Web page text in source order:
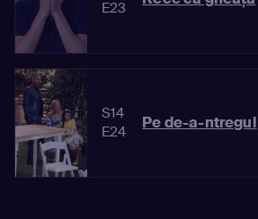
E23
S14
E24
Pe de-a-ntregul